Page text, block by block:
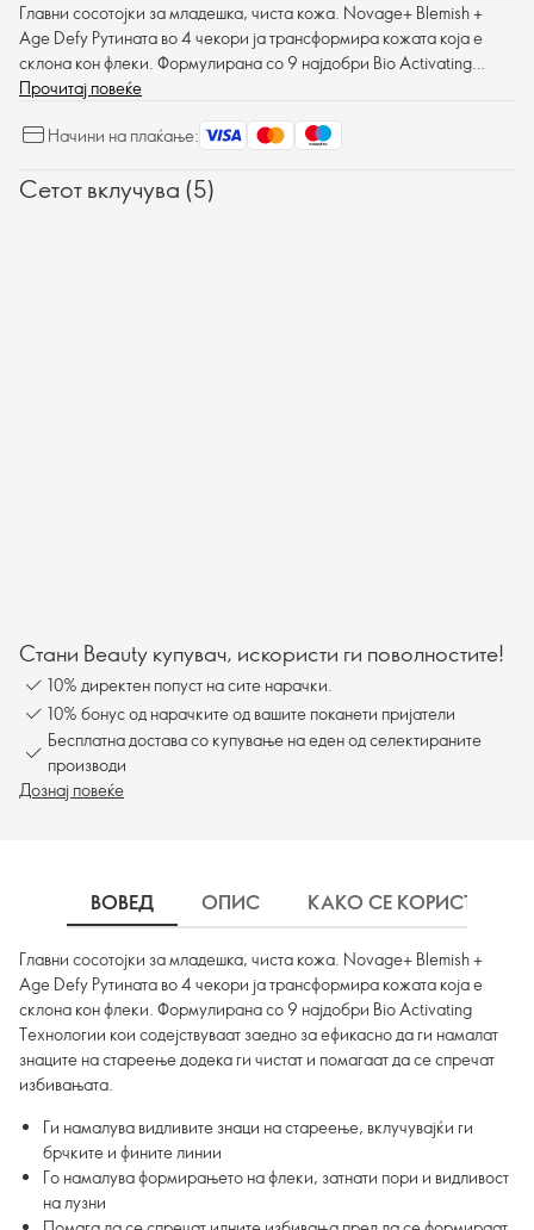
Главни сосотојки за младешка, чиста кожа. Novage+ Blemish +
Age Defy Рутината во 4 чекори ја трансформира кожата која е
склона кон флеки. Формулирана со 9 најдобри Bio Activating
Технологии кои содејствуваат заедно за ефикасно да ги намалат
избивањата.
Прочитај повеќе
Начини на плаќање:
Сетот вклучува (5)
Стани Beauty купувач, искористи ги поволностите!
10% директен попуст на сите нарачки.
10% бонус од нарачките од вашите поканети пријатели
Бесплатна достава со купување на еден од селектираните
производи
Дознај повеќе
ВОВЕД ОПИС КАКО СЕ КОРИСТИ
Главни сосотојки за младешка, чиста кожа. Novage+ Blemish +
Age Defy Рутината во 4 чекори ја трансформира кожата која е
склона кон флеки. Формулирана со 9 најдобри Bio Activating
Технологии кои содејствуваат заедно за ефикасно да ги намалат
знаците на стареење додека ги чистат и помагаат да се спречат
избивањата.
Ги намалува видливите знаци на стареење, вклучувајќи ги
брчките и фините линии
Го намалува формирањето на флеки, затнати пори и видливост
на лузни